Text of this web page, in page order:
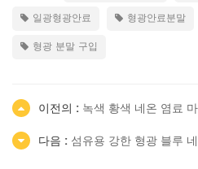
일광형광안료
형광안료분말
형광 분말 구입
이전의 : 녹색 황색 네온 염료
다음 : 섬유용 강한 형광 블루